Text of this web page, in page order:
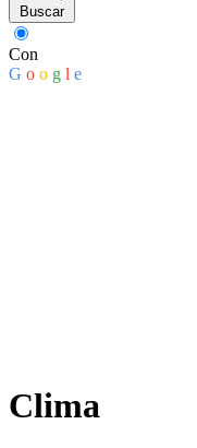
Buscar
Con
G o o g l e
Clima